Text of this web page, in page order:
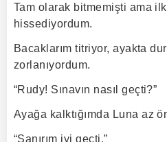
Tam olarak bitmemişti ama
hissediyordum.
Bacaklarım titriyor, ayakta
zorlanıyordum.
“Rudy! Sınavın nasıl geçti?”
Ayağa kalktığımda Luna az
“Sanırım iyi geçti.”